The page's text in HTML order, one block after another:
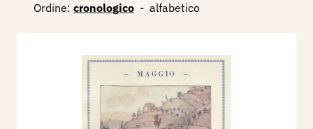
Ordine: cronologico - alfabetico